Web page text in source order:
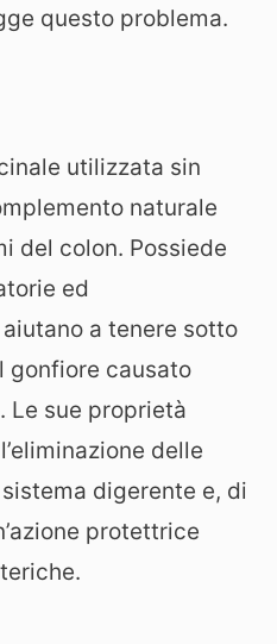
questo problema.
utilizzata sin
naturale
del colon. Possiede
ed
a tenere sotto
gonfiore causato
Le sue proprietà
delle
digerente e, di
protettrice